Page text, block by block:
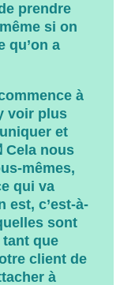
prendre
si on
qu’on a
à
voir plus
et
Cela nous
mêmes,
qui va
est, c’est-à-
sont
tant que
client de
à